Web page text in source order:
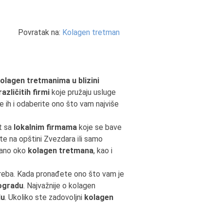
Povratak na: Kolagen tretman
tretmanima u blizini
firmi koje pružaju usluge
ih i odaberite ono što vam najviše
sa lokalnim firmama koje se bave
na opštini Zvezdara ili samo
oko kolagen tretmana, kao i
Kada pronađete ono što vam je
. Najvažnije o kolagen
. Ukoliko ste zadovoljni kolagen